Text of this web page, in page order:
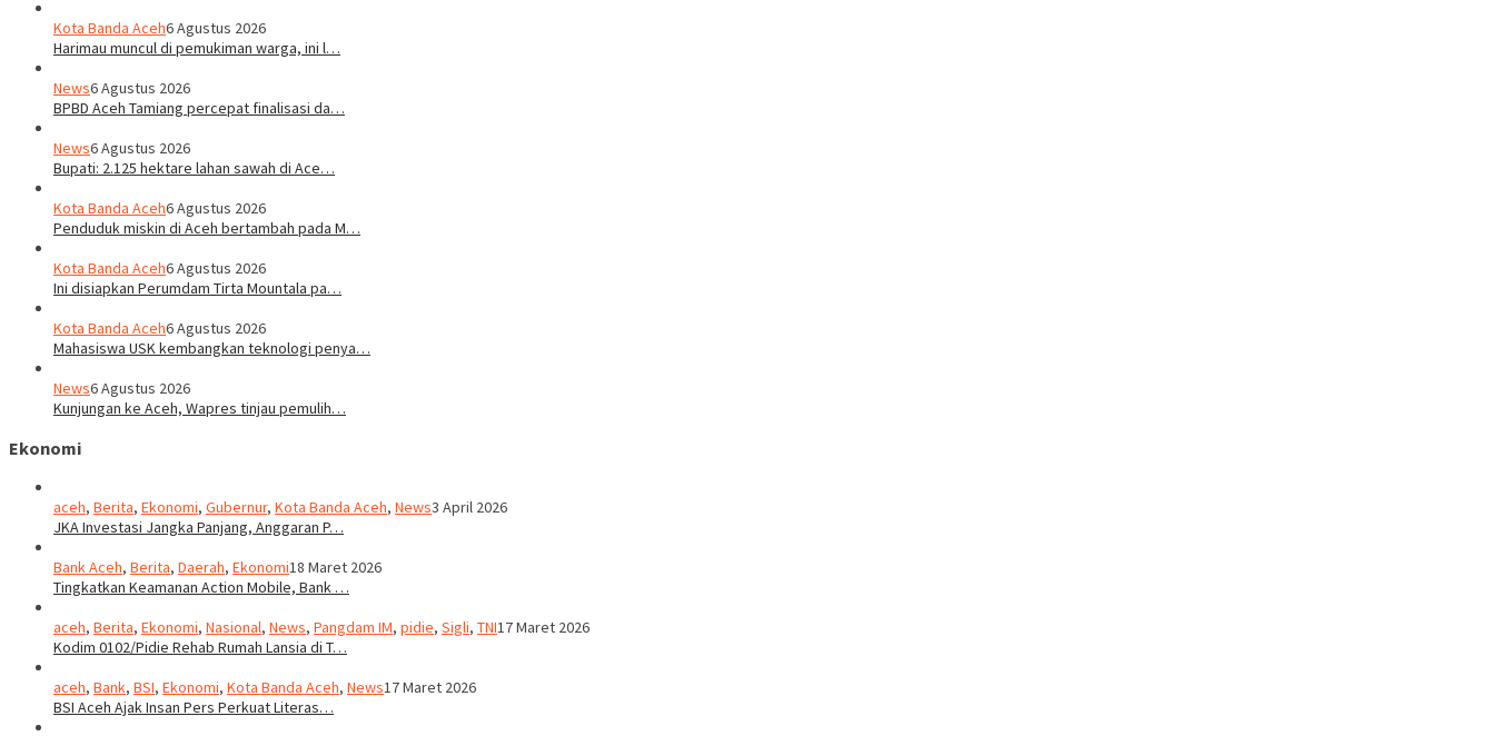
Kota Banda Aceh6 Agustus 2026
Harimau muncul di pemukiman warga, ini l…
News6 Agustus 2026
BPBD Aceh Tamiang percepat finalisasi da…
News6 Agustus 2026
Bupati: 2.125 hektare lahan sawah di Ace…
Kota Banda Aceh6 Agustus 2026
Penduduk miskin di Aceh bertambah pada M…
Kota Banda Aceh6 Agustus 2026
Ini disiapkan Perumdam Tirta Mountala pa…
Kota Banda Aceh6 Agustus 2026
Mahasiswa USK kembangkan teknologi penya…
News6 Agustus 2026
Kunjungan ke Aceh, Wapres tinjau pemulih…
Ekonomi
aceh, Berita, Ekonomi, Gubernur, Kota Banda Aceh, News3 April 2026
JKA Investasi Jangka Panjang, Anggaran P…
Bank Aceh, Berita, Daerah, Ekonomi18 Maret 2026
Tingkatkan Keamanan Action Mobile, Bank …
aceh, Berita, Ekonomi, Nasional, News, Pangdam IM, pidie, Sigli, TNI17 Maret 2026
Kodim 0102/Pidie Rehab Rumah Lansia di T…
aceh, Bank, BSI, Ekonomi, Kota Banda Aceh, News17 Maret 2026
BSI Aceh Ajak Insan Pers Perkuat Literas…